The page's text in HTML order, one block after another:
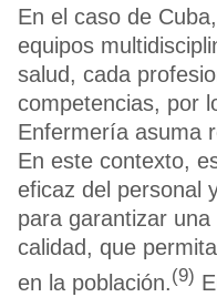
En el caso de
equipos
salud, cada
competencias, por
Enfermería asuma
En este contexto,
eficaz del personal
para garantizar
calidad, que
en la población.(9)